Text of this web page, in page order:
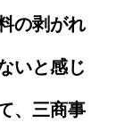
の剥がれ
いと感じ
、三商事